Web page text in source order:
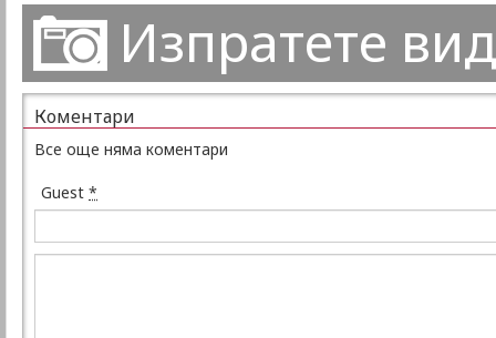
Изпратете
Коментари
Все още няма коментари
Guest *